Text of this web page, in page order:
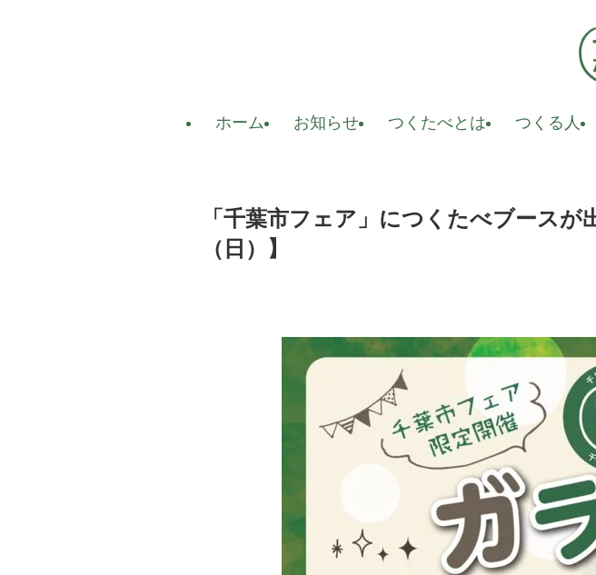
ホーム お知らせ つくたべとは つくる人
「千葉市フェア」につくたべブースが
（日）】